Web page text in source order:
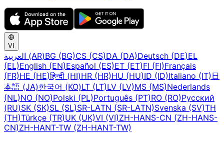
VI
العربية (AR)BG (BG)CS (CS)DA (DA)Deutsch (DE)EL
(EL)English (EN)Español (ES)ET (ET)FI (FI)Français
(FR)HE (HE)हिन्दी (HI)HR (HR)HU (HU)ID (ID)Italiano (IT) 日
本語 (JA)한국어 (KO)LT (LT)LV (LV)MS (MS)Nederlands
(NL)NO (NO)Polski (PL)Português (PT)RO (RO)Русский
(RU)SK (SK)SL (SL)SR-LATN (SR-LATN)Svenska (SV)TH
(TH)Türkçe (TR)UK (UK)VI (VI)ZH-HANS-CN (ZH-HANS-
CN)ZH-HANT-TW (ZH-HANT-TW)